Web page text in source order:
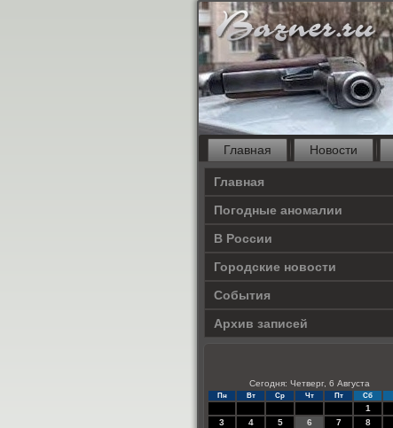
Главная Новости
Главная
Погодные аномалии
В России
Городские новости
События
Архив записей
Сегодня: Четверг, 6 Августа
Пн Вт Ср Чт Пт Сб
1
3
4 5 6 7 8